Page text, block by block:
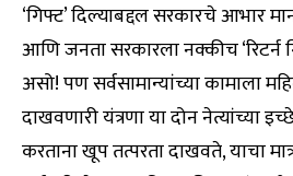
‘गिफ्ट’ दिल्याबद्दल सरकारचे आभार
आणि जनता सरकारला नक्कीच ‘रिटर्न
असो! पण सर्वसामान्यांच्या कामाला
दाखवणारी यंत्रणा या दोन नेत्यांच्या
करताना खूप तत्परता दाखवते, याचा